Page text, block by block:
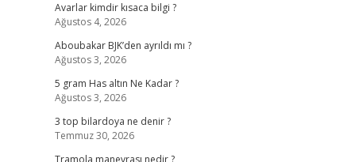
Avarlar kimdir kısaca bilgi ?
Ağustos 4, 2026
Aboubakar BJK’den ayrıldı mı ?
Ağustos 3, 2026
5 gram Has altın Ne Kadar ?
Ağustos 3, 2026
3 top bilardoya ne denir ?
Temmuz 30, 2026
Tramola manevrası nedir ?